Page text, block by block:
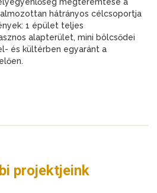
hátrányos célcsoportja
1 épület teljes
alapterület, mini bölcsődei
és kültérben egyaránt a
projektjeink